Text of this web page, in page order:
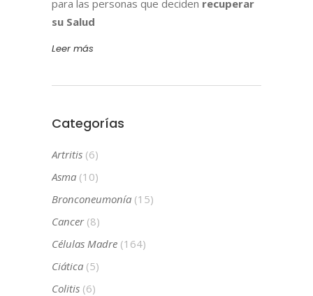
para las personas que deciden recuperar
su Salud
Leer más
Categorías
Artritis (6)
Asma (10)
Bronconeumonía (15)
Cancer(8)
Células Madre (164)
Ciática (5)
Colitis (6)